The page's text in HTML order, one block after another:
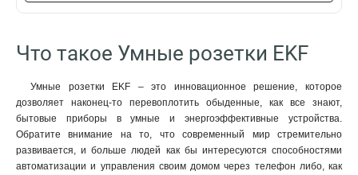
Что такое Умные розетки EKF
Умные розетки EKF – это инновационное решение, которое
дозволяет наконец-то перевоплотить обыденные, как все знают,
бытовые приборы в умные и энергоэффективные устройства.
Обратите внимание на то, что современный мир стремительно
развивается, и больше людей как бы интересуются способностями
автоматизации и управления своим домом через телефон либо, как